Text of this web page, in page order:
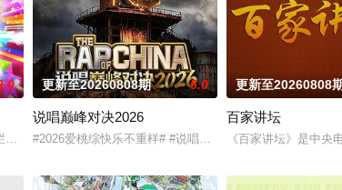
乐和上海音享家科技有限公司着力打造首档全新民族文化类青
目中一枝独秀，领跑全国，是辽宁卫视唯一一档以报道娱乐动
更新至20260808期 5.0
说唱巅峰对决2026
#2026爱桃综快乐不重样# #说唱十周年巅峰对决#全新升
更新至20260808期
百家讲坛
《百家讲坛》是中